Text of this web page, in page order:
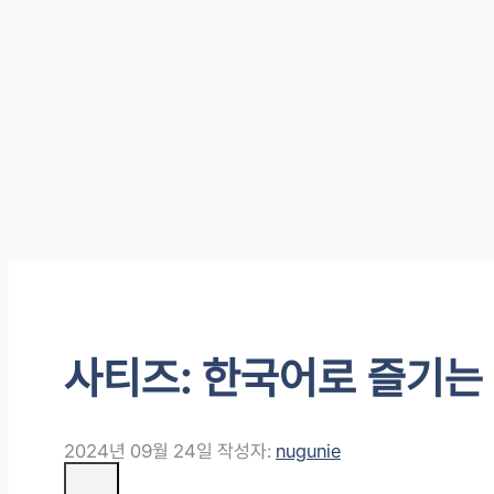
사티즈: 한국어로 즐기
2024년 09월 24일 작성자: nugunie